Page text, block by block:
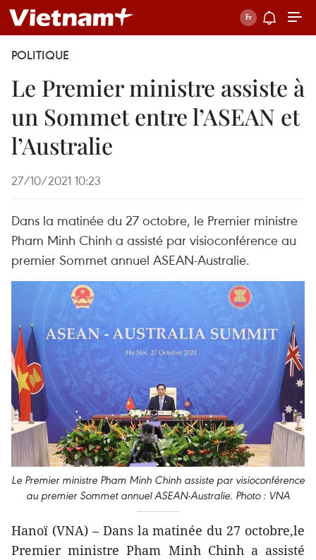
POLITIQUE
Le Premier ministre assiste à
un Sommet entre l’ASEAN et
l’Australie
27/10/2021 10:23
Dans la matinée du 27 octobre, le Premier ministre
Pham Minh Chinh a assisté par visioconférence au
premier Sommet annuel ASEAN-Australie.
Le Premier ministre Pham Minh Chinh assiste par visioconférence
au premier Sommet annuel ASEAN-Australie. Photo : VNA
Hanoï (VNA) – Dans la matinée du 27 octobre,le
Premier ministre Pham Minh Chinh a assisté